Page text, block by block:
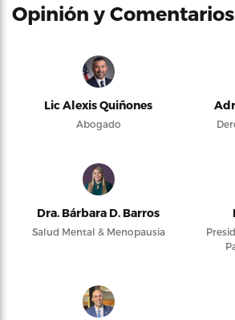
Opinión y Comentarios
Lic Alexis Quiñones
Abogado
Dra. Bárbara D. Barros
Salud Mental & Menopausia